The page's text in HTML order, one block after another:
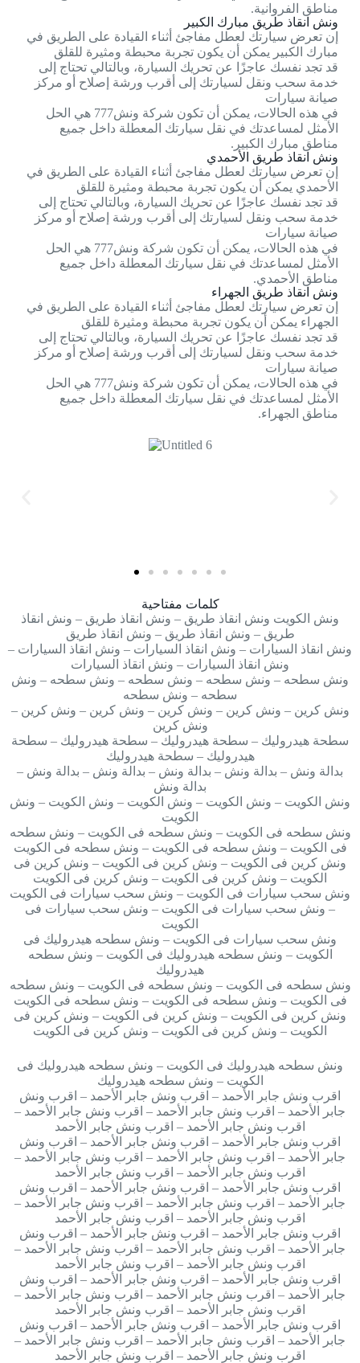
مناطق الفروانية.
ونش انقاذ طريق مبارك الكبير
إن تعرض سيارتك لعطل مفاجئ أثناء القيادة على الطريق في
مبارك الكبير يمكن أن يكون تجربة محبطة ومثيرة للقلق
قد تجد نفسك عاجزًا عن تحريك السيارة، وبالتالي تحتاج إلى
خدمة سحب ونقل لسيارتك إلى أقرب ورشة إصلاح أو مركز
صيانة سيارات
في هذه الحالات، يمكن أن تكون شركة ونش777 هي الحل
الأمثل لمساعدتك في نقل سيارتك المعطلة داخل جميع
مناطق مبارك الكبير.
ونش انقاذ طريق الأحمدي
إن تعرض سيارتك لعطل مفاجئ أثناء القيادة على الطريق في
الأحمدي يمكن أن يكون تجربة محبطة ومثيرة للقلق
قد تجد نفسك عاجزًا عن تحريك السيارة، وبالتالي تحتاج إلى
خدمة سحب ونقل لسيارتك إلى أقرب ورشة إصلاح أو مركز
صيانة سيارات
في هذه الحالات، يمكن أن تكون شركة ونش777 هي الحل
الأمثل لمساعدتك في نقل سيارتك المعطلة داخل جميع
مناطق الأحمدي.
ونش انقاذ طريق الجهراء
إن تعرض سيارتك لعطل مفاجئ أثناء القيادة على الطريق في
الجهراء يمكن أن يكون تجربة محبطة ومثيرة للقلق
قد تجد نفسك عاجزًا عن تحريك السيارة، وبالتالي تحتاج إلى
خدمة سحب ونقل لسيارتك إلى أقرب ورشة إصلاح أو مركز
صيانة سيارات
في هذه الحالات، يمكن أن تكون شركة ونش777 هي الحل
الأمثل لمساعدتك في نقل سيارتك المعطلة داخل جميع
مناطق الجهراء.
كلمات مفتاحية
ونش الكويت ونش انقاذ طريق – ونش انقاذ طريق – ونش انقاذ
طريق – ونش انقاذ طريق – ونش انقاذ طريق
ونش انقاذ السيارات – ونش انقاذ السيارات – ونش انقاذ السيارات –
ونش انقاذ السيارات – ونش انقاذ السيارات
ونش سطحه – ونش سطحه – ونش سطحه – ونش سطحه – ونش
سطحه – ونش سطحه
ونش كرين – ونش كرين – ونش كرين – ونش كرين – ونش كرين –
ونش كرين
سطحة هيدروليك – سطحة هيدروليك – سطحة هيدروليك – سطحة
هيدروليك – سطحة هيدروليك
بدالة ونش – بدالة ونش – بدالة ونش – بدالة ونش – بدالة ونش –
بدالة ونش
ونش الكويت – ونش الكويت – ونش الكويت – ونش الكويت – ونش
الكويت
ونش سطحه فى الكويت – ونش سطحه فى الكويت – ونش سطحه
فى الكويت – ونش سطحه فى الكويت – ونش سطحه فى الكويت
ونش كرين فى الكويت – ونش كرين فى الكويت – ونش كرين فى
الكويت – ونش كرين فى الكويت – ونش كرين فى الكويت
ونش سحب سيارات فى الكويت – ونش سحب سيارات فى الكويت
– ونش سحب سيارات فى الكويت – ونش سحب سيارات فى
الكويت
ونش سحب سيارات فى الكويت – ونش سطحه هيدروليك فى
الكويت – ونش سطحه هيدروليك فى الكويت – ونش سطحه
هيدروليك
ونش سطحه فى الكويت – ونش سطحه فى الكويت – ونش سطحه
فى الكويت – ونش سطحه فى الكويت – ونش سطحه فى الكويت
ونش كرين فى الكويت – ونش كرين فى الكويت – ونش كرين فى
الكويت – ونش كرين فى الكويت – ونش كرين فى الكويت
ونش سطحه هيدروليك فى الكويت – ونش سطحه هيدروليك فى
الكويت – ونش سطحه هيدروليك
اقرب ونش جابر الأحمد – اقرب ونش جابر الأحمد – اقرب ونش
جابر الأحمد – اقرب ونش جابر الأحمد – اقرب ونش جابر الأحمد –
اقرب ونش جابر الأحمد – اقرب ونش جابر الأحمد
اقرب ونش جابر الأحمد – اقرب ونش جابر الأحمد – اقرب ونش
جابر الأحمد – اقرب ونش جابر الأحمد – اقرب ونش جابر الأحمد –
اقرب ونش جابر الأحمد – اقرب ونش جابر الأحمد
اقرب ونش جابر الأحمد – اقرب ونش جابر الأحمد – اقرب ونش
جابر الأحمد – اقرب ونش جابر الأحمد – اقرب ونش جابر الأحمد –
اقرب ونش جابر الأحمد – اقرب ونش جابر الأحمد
اقرب ونش جابر الأحمد – اقرب ونش جابر الأحمد – اقرب ونش
جابر الأحمد – اقرب ونش جابر الأحمد – اقرب ونش جابر الأحمد –
اقرب ونش جابر الأحمد – اقرب ونش جابر الأحمد
اقرب ونش جابر الأحمد – اقرب ونش جابر الأحمد – اقرب ونش
جابر الأحمد – اقرب ونش جابر الأحمد – اقرب ونش جابر الأحمد –
اقرب ونش جابر الأحمد – اقرب ونش جابر الأحمد
اقرب ونش جابر الأحمد – اقرب ونش جابر الأحمد – اقرب ونش
جابر الأحمد – اقرب ونش جابر الأحمد – اقرب ونش جابر الأحمد –
اقرب ونش جابر الأحمد – اقرب ونش جابر الأحمد